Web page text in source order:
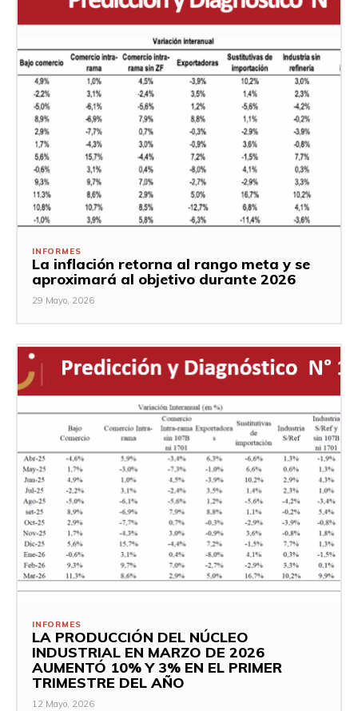
INFORMES
La inflación retorna al rango meta y se
aproximará al objetivo durante 2026
29 Mayo, 2026
INFORMES
LA PRODUCCIÓN DEL NÚCLEO
INDUSTRIAL EN MARZO DE 2026
AUMENTÓ 10% Y 3% EN EL PRIMER
TRIMESTRE DEL AÑO
12 Mayo, 2026